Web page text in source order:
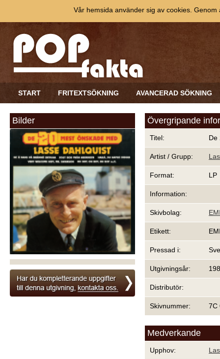
START FRITEXTSÖKNING AVANCERAD SÖKNING
Bilder Övergripande
Titel: De
Artist / Grupp:
Format: LP
Information:
Skivbolag:
Etikett:
Pressad i:
Utgivningsår:
Distributör:
Skivnummer: 7C
Medverkande
Upphov:
Vår hemsida använder sig av cookies.